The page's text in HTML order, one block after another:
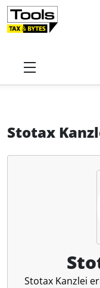
Startseite
Stotax
Stotax Kanzlei